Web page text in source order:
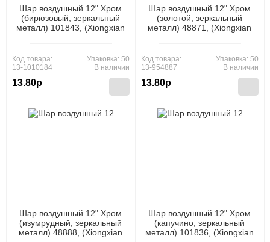
Шар воздушный 12" Хром
(бирюзовый, зеркальный
металл) 101843, (Xiongxian
Код товара:
13-1010184
13.80р
Упаковка: 50
В наличии
Шар воздушный 12" Хром
(золотой, зеркальный
металл) 48871, (Xiongxian
Код товара:
13-954887
13.80р
Упаковка: 50
В наличии
Шар воздушный 12" Хром
(изумрудный, зеркальный
металл) 48888, (Xiongxian
Шар воздушный 12" Хром
(капучино, зеркальный
металл) 101836, (Xiongxian